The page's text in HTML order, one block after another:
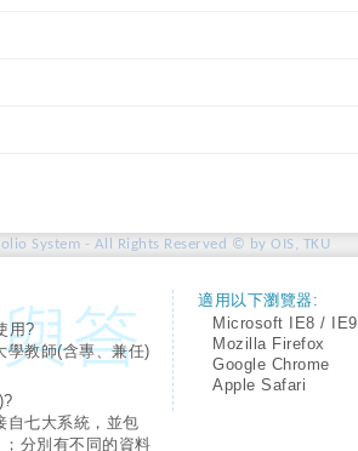
System - All Rights Reserved © by OIS, TKU
用?
學教師(含專、兼任)
自七大系統，並包
分別有不同的資料
適用以下瀏覽器:
Microsoft IE8 / IE9
Mozilla Firefox
Google Chrome
Apple Safari